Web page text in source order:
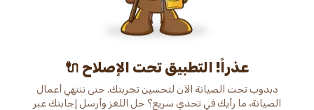
عذراً! التطبيق تحت الإصلاح 🔌
دبدوب تحت الصيانة الآن لتحسين تجربتك. حتى ننتهي أعمال
الصيانة، ما رأيك في تحدي سريع؟ حل اللغز وأرسل إجابتك عبر